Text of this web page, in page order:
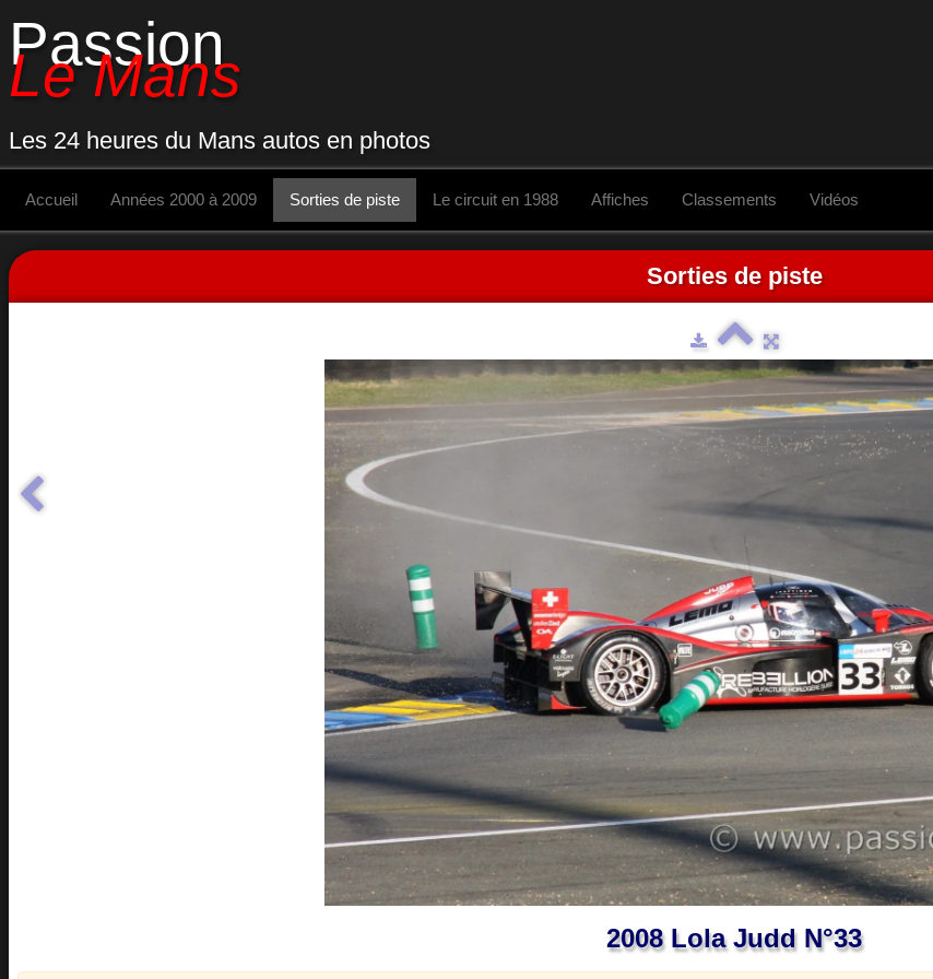
Passion
Le Mans
Les 24 heures du Mans autos en photos
Accueil Années 2000 à 2009 Sorties de piste Le circuit en 1988 Affiches Classements Vidéos
Sorties de piste
2008 Lola Judd N°33